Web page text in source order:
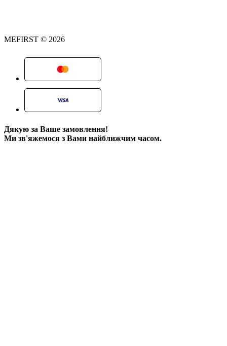
MEFIRST © 2026
Дякую за Ваше замовлення!
Ми зв'яжемося з Вами найближчим часом.